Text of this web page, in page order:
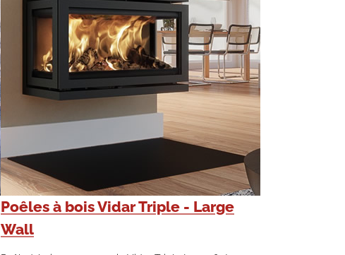
Poêles à bois Vidar Triple - Large
Wall